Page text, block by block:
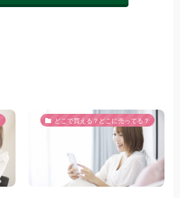
どこで買える？どこに売ってる？